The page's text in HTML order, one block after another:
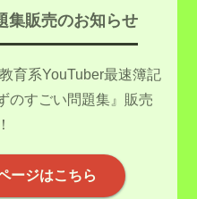
集販売のお知らせ
育系YouTuber最速簿記
のすごい問題集』販売
ージはこちら